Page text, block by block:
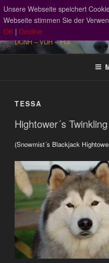
Zum
Inhalt
springen
RED
HUSKY
DCNH – VDH – FCI
TESSA
Hightower´s
(Snowmist´s Blackjack
Unsere Webseite speichert
Webseite stimmen Sie der
OK | Decline